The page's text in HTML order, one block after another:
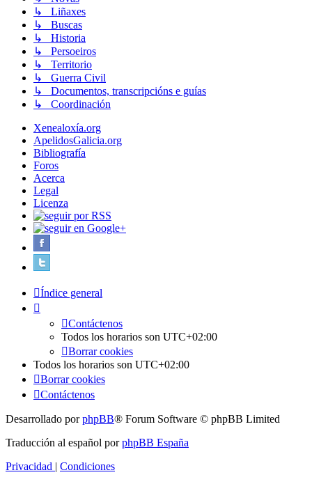
↳ Liñaxes
↳ Buscas
↳ Historia
↳ Persoeiros
↳ Territorio
↳ Guerra Civil
↳ Documentos, transcripcións e guías
↳ Coordinación
Xenealoxía.org
ApelidosGalicia.org
Bibliografía
Foros
Acerca
Legal
Licenza
Índice general
Contáctenos
Todos los horarios son UTC+02:00
Borrar cookies
Todos los horarios son UTC+02:00
Borrar cookies
Contáctenos
Desarrollado porphpBB® Forum Software © phpBB Limited
Traducción al español porphpBB España
Privacidad
Condiciones